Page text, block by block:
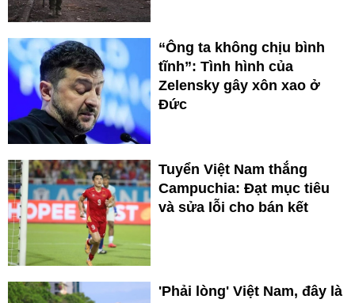
“Ông ta không chịu bình
tĩnh”: Tình hình của
Zelensky gây xôn xao ở
Đức
Tuyển Việt Nam thắng
Campuchia: Đạt mục tiêu
và sửa lỗi cho bán kết
'Phải lòng' Việt Nam, đây là